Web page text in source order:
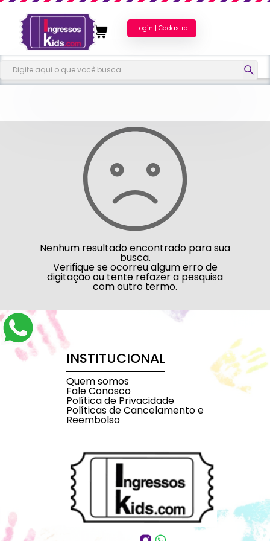
Login | Cadastro
Nenhum resultado encontrado para sua
busca.
Verifique se ocorreu algum erro de
digitação ou tente refazer a pesquisa
com outro termo.
INSTITUCIONAL
Quem somos
Fale Conosco
Política de Privacidade
Políticas de Cancelamento e
Reembolso